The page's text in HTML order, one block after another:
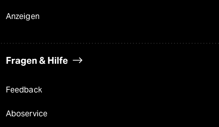
Anzeigen
Fragen & Hilfe
Feedback
Aboservice